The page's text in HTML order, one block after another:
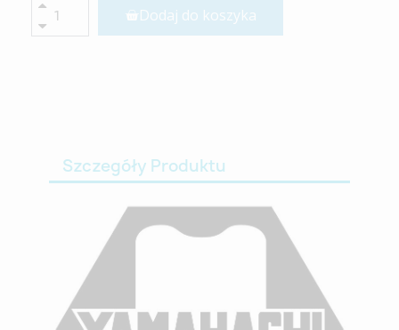
Dodaj do koszyka
Szczegóły Produktu